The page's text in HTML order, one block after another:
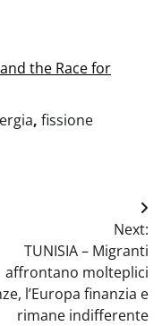
the Race for
, fissione
Next:
TUNISIA – Migranti
affrontano molteplici
l’Europa finanzia e
rimane indifferente